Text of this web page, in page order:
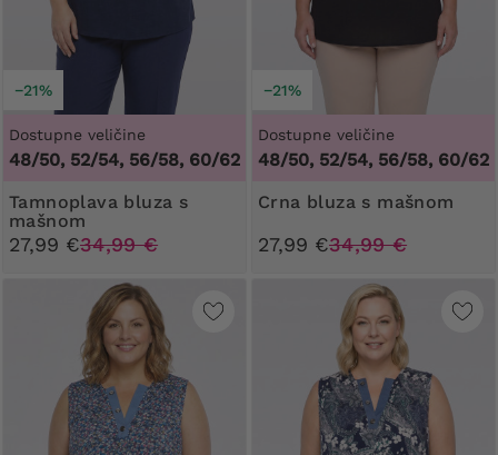
−21%
Dostupne veličine
48/50, 52/54, 56/58, 60/62
Tamnoplava bluza s
mašnom
27,99 €34,99 €
−21%
Dostupne veličine
48/50, 52/54, 56/58, 60/62
Crna bluza s mašnom
27,99 €34,99 €